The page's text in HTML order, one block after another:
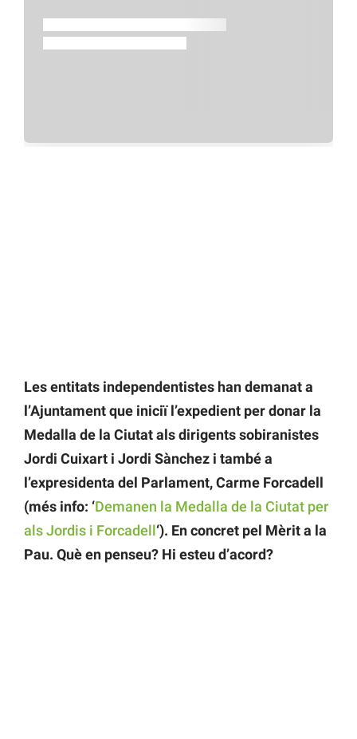
Les entitats independentistes han demanat a
l’Ajuntament que iniciï l’expedient per donar la
Medalla de la Ciutat als dirigents sobiranistes
Jordi Cuixart i Jordi Sànchez i també a
l’expresidenta del Parlament, Carme Forcadell
(més info: ‘Demanen la Medalla de la Ciutat per
als Jordis i Forcadell‘). En concret pel Mèrit a la
Pau. Què en penseu? Hi esteu d’acord?